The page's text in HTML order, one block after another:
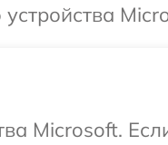
Microsoft.